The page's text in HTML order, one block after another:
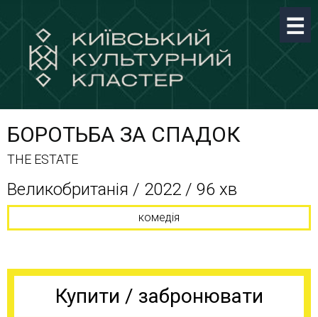
БОРОТЬБА ЗА СПАДОК
THE ESTATE
Великобританія / 2022 / 96 хв
комедія
Купити / забронювати